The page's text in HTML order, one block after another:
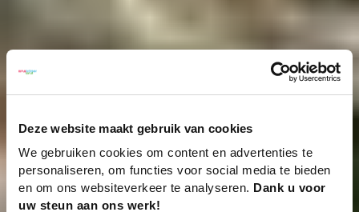
Deze website maakt gebruik van cookies
We gebruiken cookies om content en advertenties te
personaliseren, om functies voor social media te bieden
en om ons websiteverkeer te analyseren. Dank u voor
uw steun aan ons werk!